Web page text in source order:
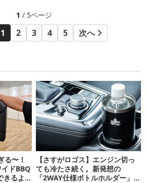
1 / 5ページ
1 2 3 4 5 次へ
る〜！
ドBBQ
きるよ
【さすがロゴス】エンジン切っ
ても冷たさ続く。新発想の
「2WAY仕様ボトルホルダー」が